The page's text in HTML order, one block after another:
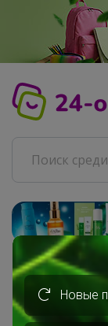
Главная
АРХИВ СП
Новые